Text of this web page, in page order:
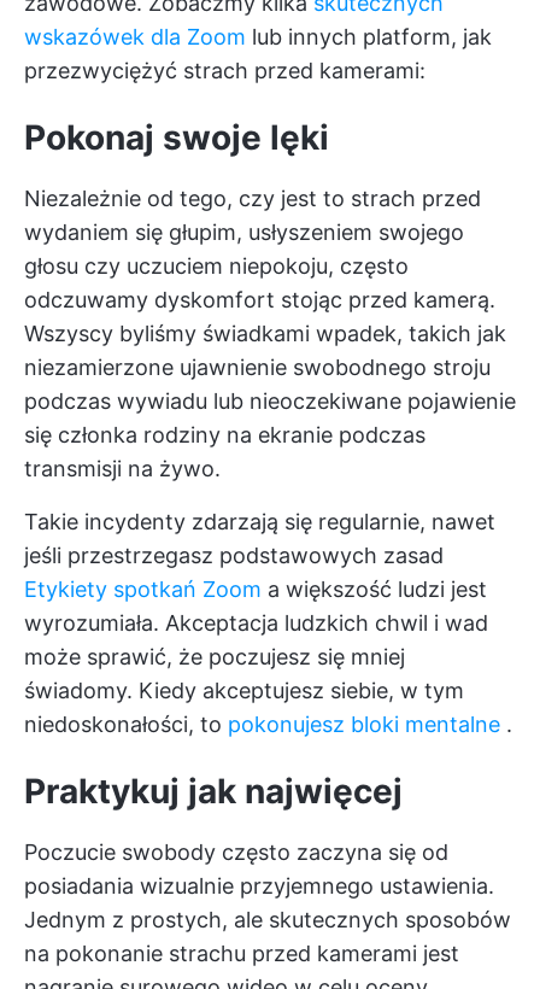
wskazówek dla Zoom lub innych platform, jak
przezwyciężyć strach przed kamerami:
Pokonaj swoje lęki
Niezależnie od tego, czy jest to strach przed
wydaniem się głupim, usłyszeniem swojego
głosu czy uczuciem niepokoju, często
odczuwamy dyskomfort stojąc przed kamerą.
Wszyscy byliśmy świadkami wpadek, takich jak
niezamierzone ujawnienie swobodnego stroju
podczas wywiadu lub nieoczekiwane pojawienie
się członka rodziny na ekranie podczas
transmisji na żywo.
Takie incydenty zdarzają się regularnie, nawet
jeśli przestrzegasz podstawowych zasad
Etykiety spotkań Zoom a większość ludzi jest
wyrozumiała. Akceptacja ludzkich chwil i wad
może sprawić, że poczujesz się mniej
świadomy. Kiedy akceptujesz siebie, w tym
niedoskonałości, to pokonujesz bloki mentalne .
Praktykuj jak najwięcej
Poczucie swobody często zaczyna się od
posiadania wizualnie przyjemnego ustawienia.
Jednym z prostych, ale skutecznych sposobów
na pokonanie strachu przed kamerami jest